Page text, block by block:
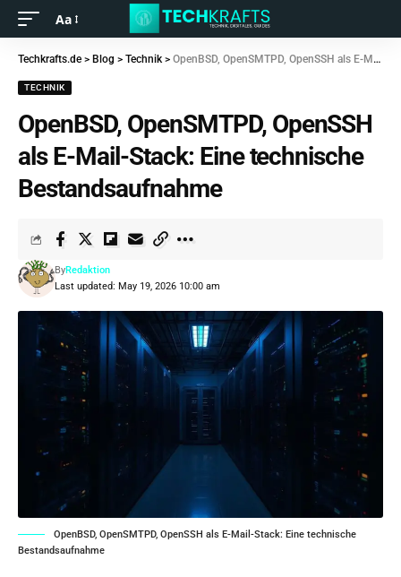
Aa
Techkrafts.de > Blog > Technik > OpenBSD, OpenSMTPD, OpenSSH als E-Mail-Stack: Eine technische Bestandsaufnahme
TECHNIK
OpenBSD, OpenSMTPD, OpenSSH
als E-Mail-Stack: Eine technische
Bestandsaufnahme
Last updated: May 19, 2026 10:00 am
ByRedaktion
OpenBSD, OpenSMTPD, OpenSSH als E-Mail-Stack: Eine technische
Bestandsaufnahme